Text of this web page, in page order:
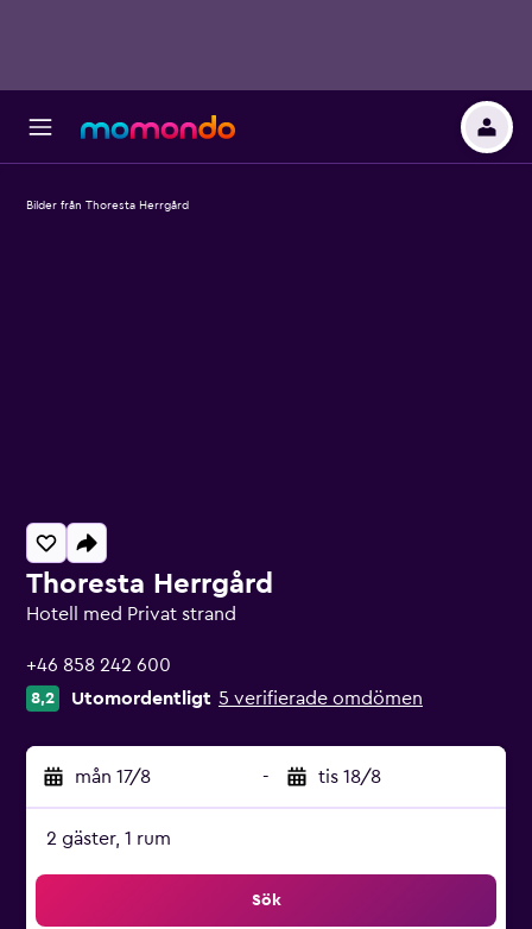
Thoresta Herrgård
Hotell med Privat strand
+46 858 242 600
8,2 Utomordentligt 5 verifierade omdömen
mån 17/8 - tis 18/8
2 gäster, 1 rum
Sök
Bilder från Thoresta Herrgård